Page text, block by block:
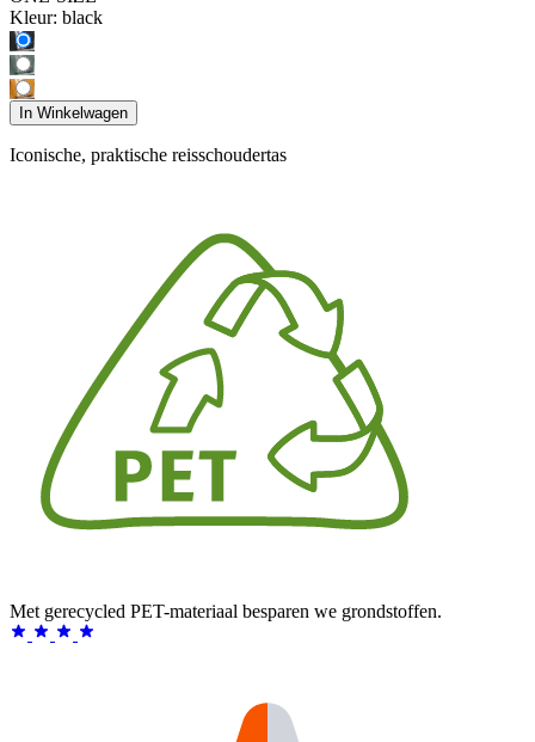
Kleur: black
In Winkelwagen
Iconische, praktische reisschoudertas
Met gerecycled PET-materiaal besparen we grondstoffen.